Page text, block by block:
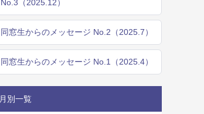
No.3（2025.12）
同窓生からのメッセージ No.2（2025.7）
同窓生からのメッセージ No.1（2025.4）
月別一覧